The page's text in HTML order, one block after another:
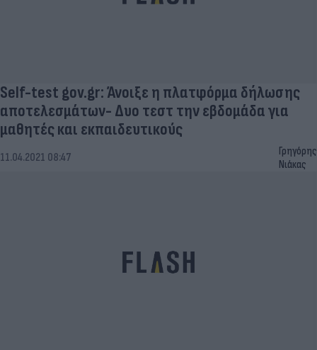
Self-test gov.gr: Άνοιξε η πλατφόρμα δήλωσης
αποτελεσμάτων- Δυο τεστ την εβδομάδα για
μαθητές και εκπαιδευτικούς
11.04.2021 08:47
Γρηγόρης
Νιάκας